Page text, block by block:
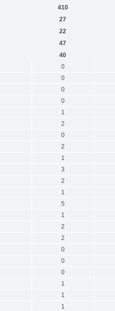
410
27
22
47
40
0
0
0
0
1
2
0
2
1
3
2
1
5
1
2
2
0
0
0
1
1
1